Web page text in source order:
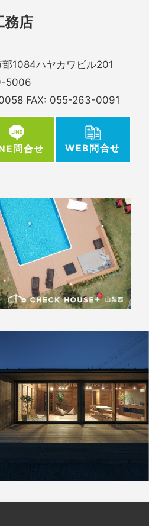
務店
1084ハヤカワビル201
5006
FAX: 055-263-0091
問合せ WEB問合せ